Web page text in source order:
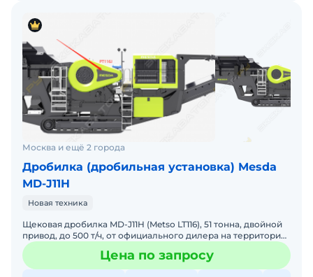
Москва и ещё 2 города
Дробилка (дробильная установка) Mesda
MD-J11H
Новая техника
Щековая дробилка MD-J11H (Metso LT116), 51 тонна, двойной
привод, до 500 т/ч, от официального дилера на территории
Цена по запросу